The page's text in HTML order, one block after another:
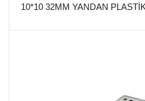
10*10 32MM YANDAN